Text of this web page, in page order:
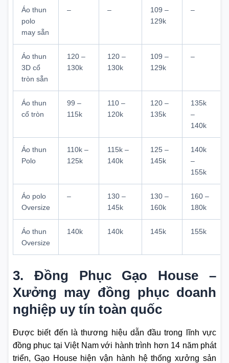
Áo thun
polo
may sẵn
– –
109 –
129k
–
Áo thun
3D cổ
tròn sẵn
120 –
130k
120 –
130k
109 –
129k
–
Áo thun
cổ tròn
99 –
115k
110 –
120k
120 –
135k
135k
–
140k
Áo thun
Polo
110k –
125k
115k –
140k
125 –
145k
140k
–
155k
Áo polo
Oversize
–
130 –
145k
130 –
160k
160 –
180k
Áo thun
Oversize
140k 140k 145k 155k
3. Đồng Phục Gạo House –
Xưởng may đồng phục doanh
nghiệp uy tín toàn quốc
Được biết đến là thương hiệu dẫn đầu trong lĩnh vực
đồng phục tại Việt Nam với hành trình hơn 14 năm phát
triển, Gạo House hiện vận hành hệ thống xưởng sản